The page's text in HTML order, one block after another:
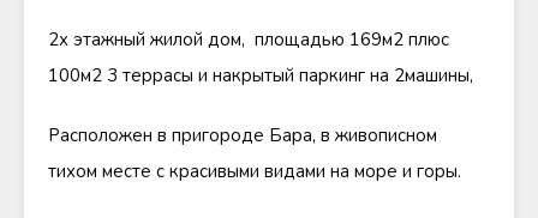
2х этажный жилой дом, площадью 169м2 плюс
100м2 3 террасы и накрытый паркинг на 2машины,
Расположен в пригороде Бара, в живописном
тихом месте с красивыми видами на море и горы.